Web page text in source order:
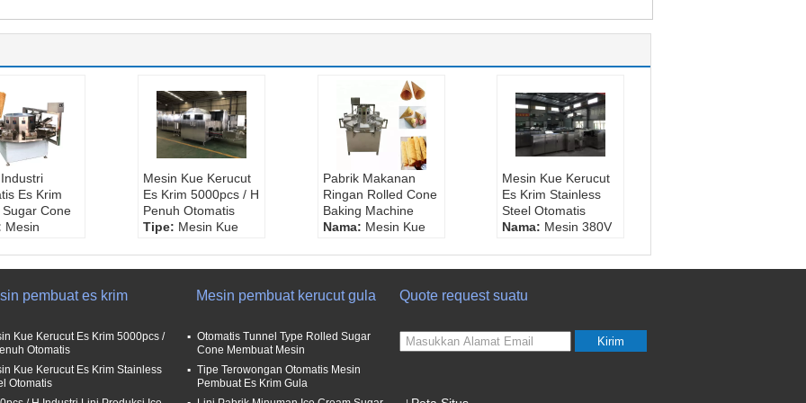
Es Krim
Sugar Cone
Mesin
Sugar Cone
stainless
Mesin Kue Kerucut
Es Krim 5000pcs / H
Penuh Otomatis
Tipe: Mesin Kue
Kebisingan Rendah
5000 pcs / jam
380V
Daya input:3.37kw
Pabrik Makanan
Ringan Rolled Cone
Baking Machine
Nama: Mesin Kue
Gula otomatis
Bahan baku:
Gandum, Tepung
Otomatis:
Penuh
Jaminan:
Mesin Kue Kerucut
Es Krim Stainless
Steel Otomatis
Nama: Mesin 380V
Baking
karat
Bobot:
pembuat es krim
Kue Kerucut Es Krim 5000pcs /
Otomatis
Kue Kerucut Es Krim Stainless
Otomatis
Mesin pembuat kerucut gula
Otomatis Tunnel Type Rolled Sugar
Cone Membuat Mesin
Tipe Terowongan Otomatis Mesin
Pembuat Es Krim Gula
Quote request suatu
Kirim